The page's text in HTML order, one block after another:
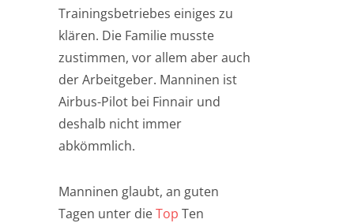
Trainingsbetriebes einiges zu
klären. Die Familie musste
zustimmen, vor allem aber auch
der Arbeitgeber. Manninen ist
Airbus-Pilot bei Finnair und
deshalb nicht immer
abkömmlich.
Manninen glaubt, an guten
Tagen unter dieTop Ten